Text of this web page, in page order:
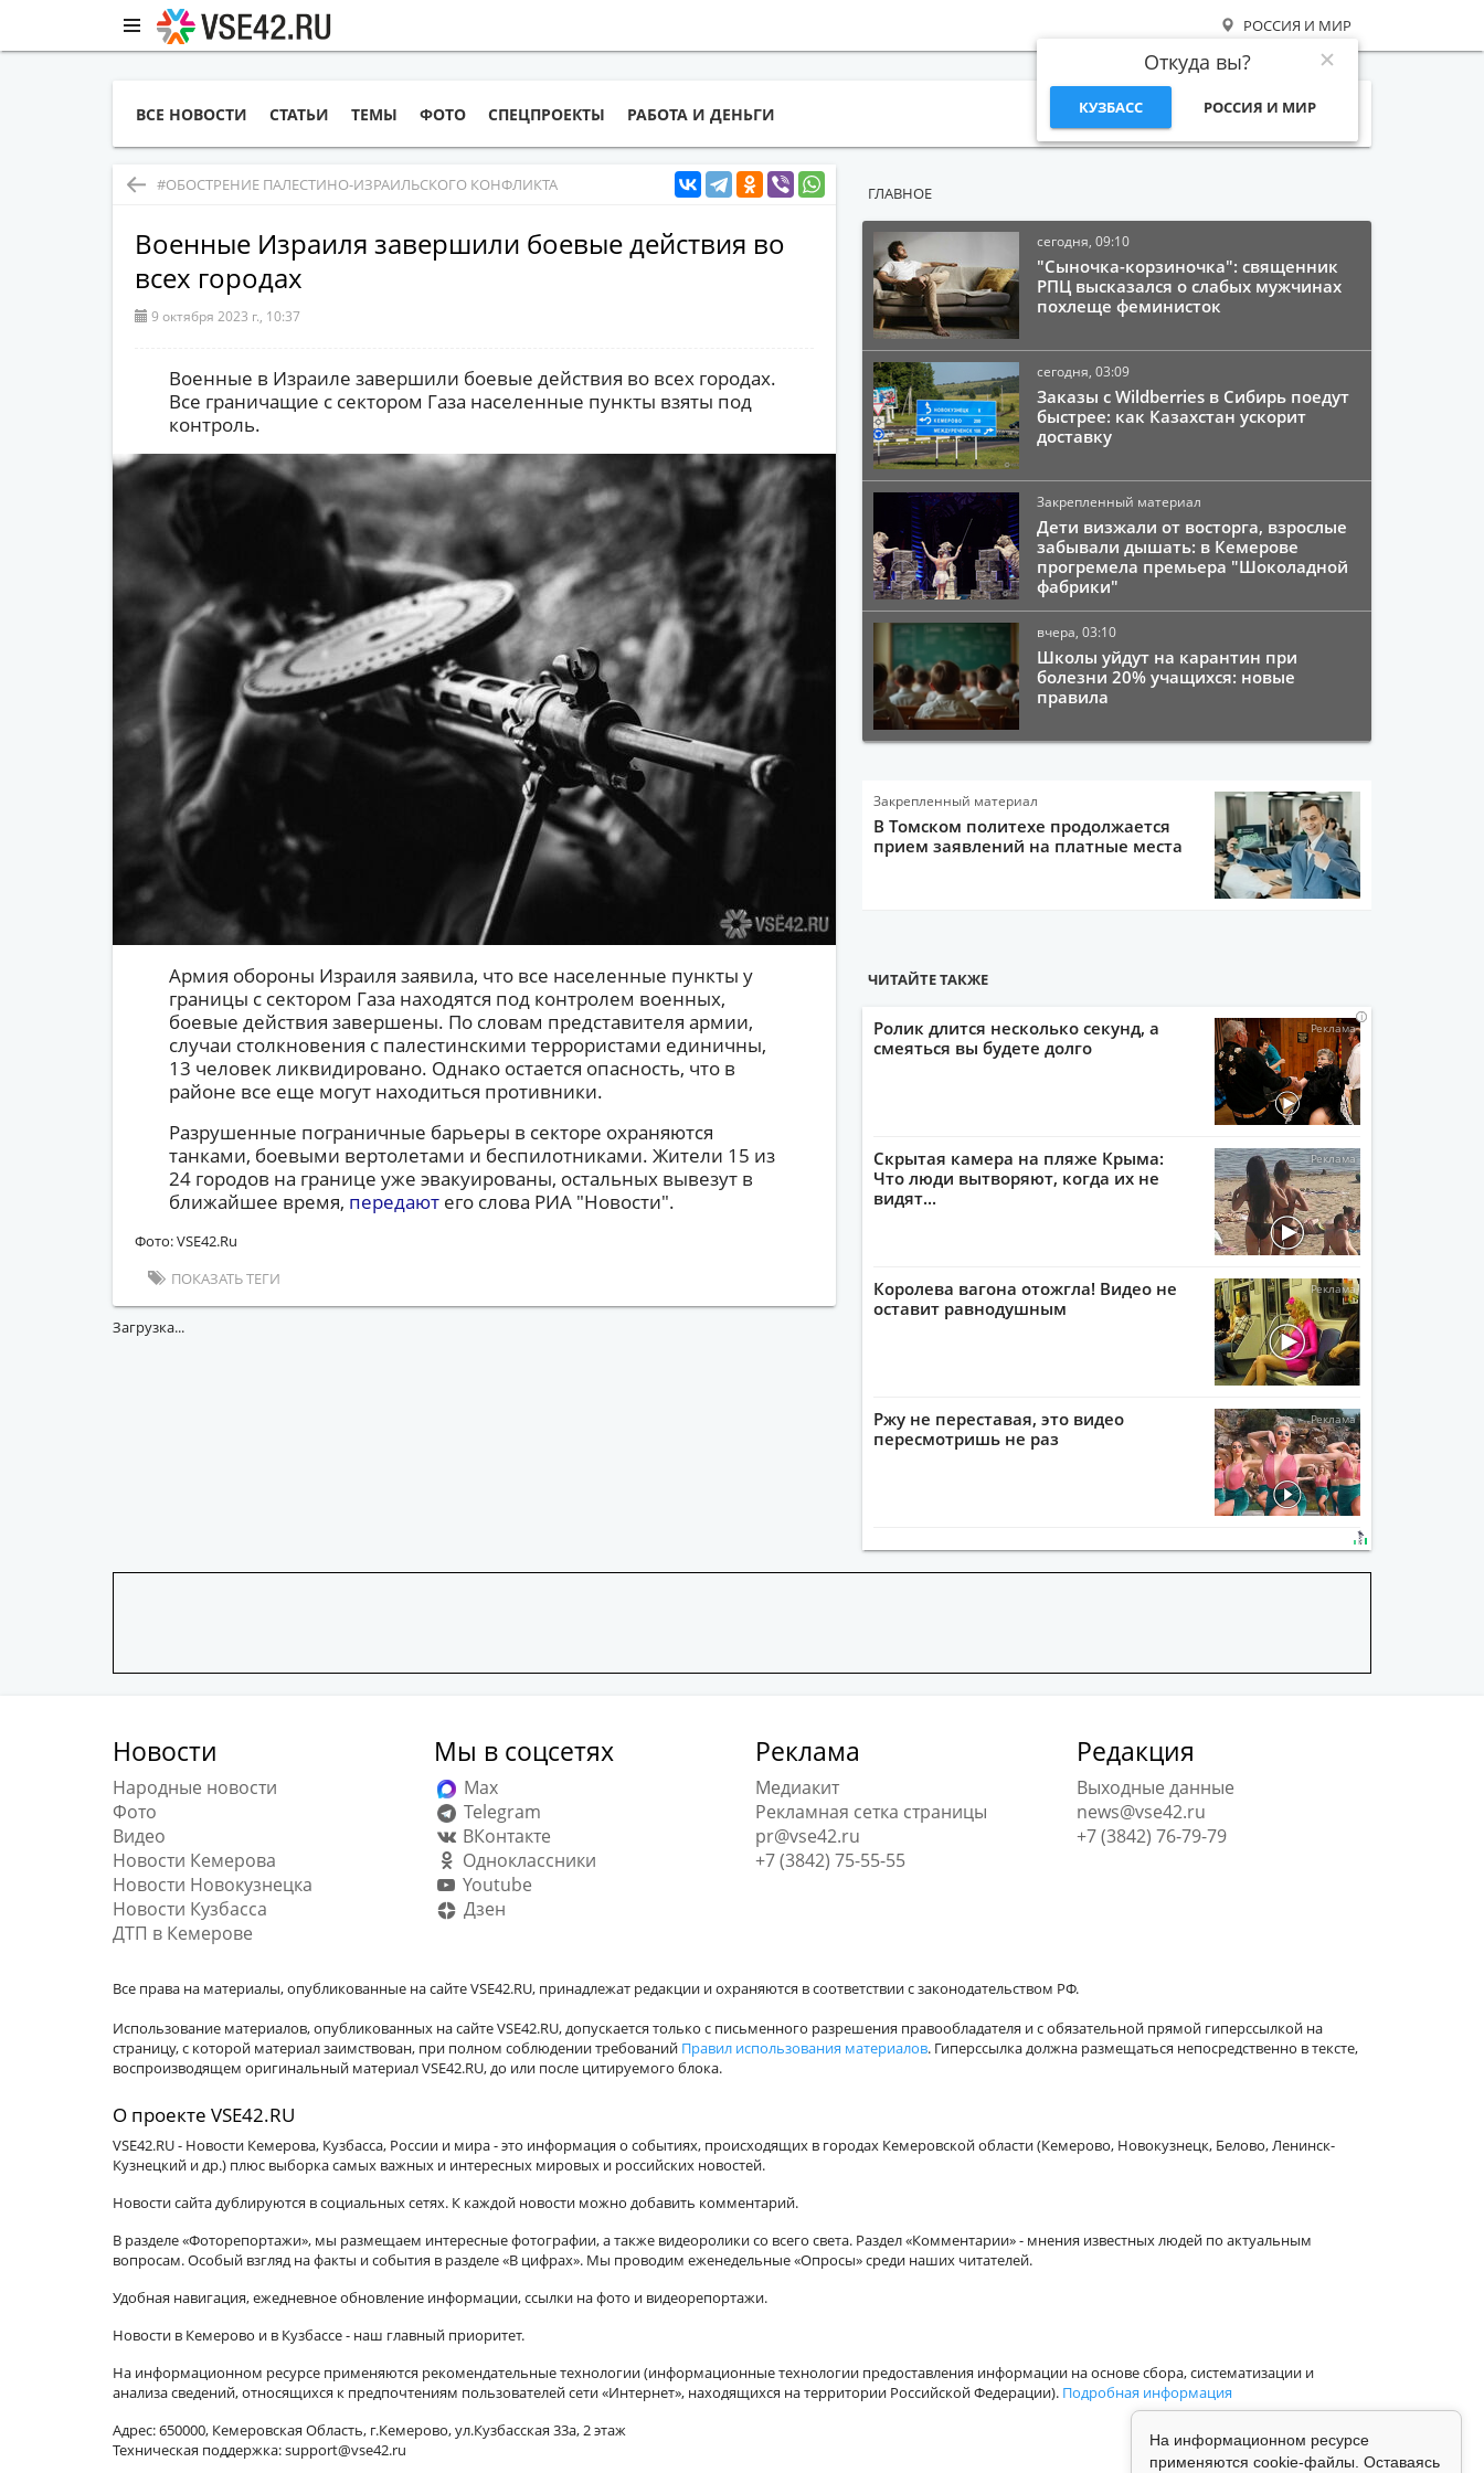
РОССИЯ И МИР
Откуда вы?
КУЗБАСС РОССИЯ И МИР
ВСЕ НОВОСТИ СТАТЬИ ТЕМЫ ФОТО СПЕЦПРОЕКТЫ РАБОТА И ДЕНЬГИ Поиск
#ОБОСТРЕНИЕ ПАЛЕСТИНО-ИЗРАИЛЬСКОГО КОНФЛИКТА
Военные Израиля завершили боевые действия во
всех городах
9 октября 2023 г., 10:37
Военные в Израиле завершили боевые действия во всех городах.
Все граничащие с сектором Газа населенные пункты взяты под
контроль.
Армия обороны Израиля заявила, что все населенные пункты у
границы с сектором Газа находятся под контролем военных,
боевые действия завершены. По словам представителя армии,
случаи столкновения с палестинскими террористами единичны,
13 человек ликвидировано. Однако остается опасность, что в
районе все еще могут находиться противники.
Разрушенные пограничные барьеры в секторе охраняются
танками, боевыми вертолетами и беспилотниками. Жители 15 из
24 городов на границе уже эвакуированы, остальных вывезут в
ближайшее время, передаютего слова РИА "Новости".
Фото: VSE42.Ru
ПОКАЗАТЬ ТЕГИ
Загрузка...
ГЛАВНОЕ
сегодня, 09:10
"Сыночка-корзиночка": священник
РПЦ высказался о слабых мужчинах
похлеще феминисток
сегодня, 03:09
Заказы с Wildberries в Сибирь поедут
быстрее: как Казахстан ускорит
доставку
Закрепленный материал
Дети визжали от восторга, взрослые
забывали дышать: в Кемерове
прогремела премьера "Шоколадной
фабрики"
вчера, 03:10
Школы уйдут на карантин при
болезни 20% учащихся: новые
правила
Закрепленный материал
В Томском политехе продолжается
прием заявлений на платные места
ЧИТАЙТЕ ТАКЖЕ
i
Ролик длится несколько секунд, а
смеяться вы будете долго
i
Скрытая камера на пляже Крыма:
Что люди вытворяют, когда их не
видят...
i
Королева вагона отожгла! Видео не
оставит равнодушным
i
Ржу не переставая, это видео
пересмотришь не раз
Новости
Народные новости
Фото
Видео
Новости Кемерова
Новости Новокузнецка
Новости Кузбасса
ДТП в Кемерове
Мы в соцсетях
Max
Telegram
ВКонтакте
Одноклассники
Youtube
Дзен
Реклама
Медиакит
Рекламная сетка страницы
pr@vse42.ru
+7 (3842) 75-55-55
Редакция
Выходные данные
news@vse42.ru
+7 (3842) 76-79-79
Все права на материалы, опубликованные на сайте VSE42.RU, принадлежат редакции и охраняются в соответствии с законодательством РФ.
Использование материалов, опубликованных на сайте VSE42.RU, допускается только с письменного разрешения правообладателя и с обязательной прямой гиперссылкой на
страницу, с которой материал заимствован, при полном соблюдении требований Правил использования материалов. Гиперссылка должна размещаться непосредственно в тексте,
воспроизводящем оригинальный материал VSE42.RU, до или после цитируемого блока.
О проекте VSE42.RU
VSE42.RU - Новости Кемерова, Кузбасса, России и мира - это информация о событиях, происходящих в городах Кемеровской области (Кемерово, Новокузнецк, Белово, Ленинск-
Кузнецкий и др.) плюс выборка самых важных и интересных мировых и российских новостей.
Новости сайта дублируются в социальных сетях. К каждой новости можно добавить комментарий.
В разделе «Фоторепортажи», мы размещаем интересные фотографии, а также видеоролики со всего света. Раздел «Комментарии» - мнения известных людей по актуальным
вопросам. Особый взгляд на факты и события в разделе «В цифрах». Мы проводим еженедельные «Опросы» среди наших читателей.
Удобная навигация, ежедневное обновление информации, ссылки на фото и видеорепортажи.
Новости в Кемерово и в Кузбассе - наш главный приоритет.
На информационном ресурсе применяются рекомендательные технологии (информационные технологии предоставления информации на основе сбора, систематизации и
анализа сведений, относящихся к предпочтениям пользователей сети «Интернет», находящихся на территории Российской Федерации). Подробная информация
Адрес: 650000, Кемеровская Область, г.Кемерово, ул.Кузбасская 33а, 2 этаж
Техническая поддержка: support@vse42.ru
На информационном ресурсе
применяются cookie-файлы. Оставаясь